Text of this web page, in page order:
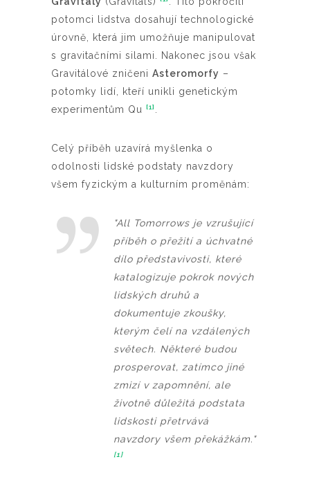
potomci lidstva dosahují technologické
úrovně, která jim umožňuje manipulovat
s gravitačními silami. Nakonec jsou však
Gravitálové zničeni Asteromorfy –
potomky lidí, kteří unikli genetickým
experimentům Qu
[1]
Celý příběh uzavírá myšlenka o
odolnosti lidské podstaty navzdory
všem fyzickým a kulturním proměnám:
"All Tomorrows je vzrušující
příběh o přežití a úchvatné
dílo představivosti, které
katalogizuje pokrok nových
lidských druhů a
dokumentuje zkoušky,
kterým čelí na vzdálených
světech. Některé budou
prosperovat, zatímco jiné
zmizí v zapomnění, ale
životně důležitá podstata
lidskosti přetrvává
navzdory všem překážkám."
[1]